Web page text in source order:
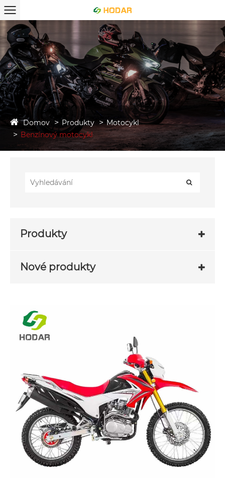
Domov Produkty
Motocykl
Benzínový motocykl
Produkty
Nové produkty